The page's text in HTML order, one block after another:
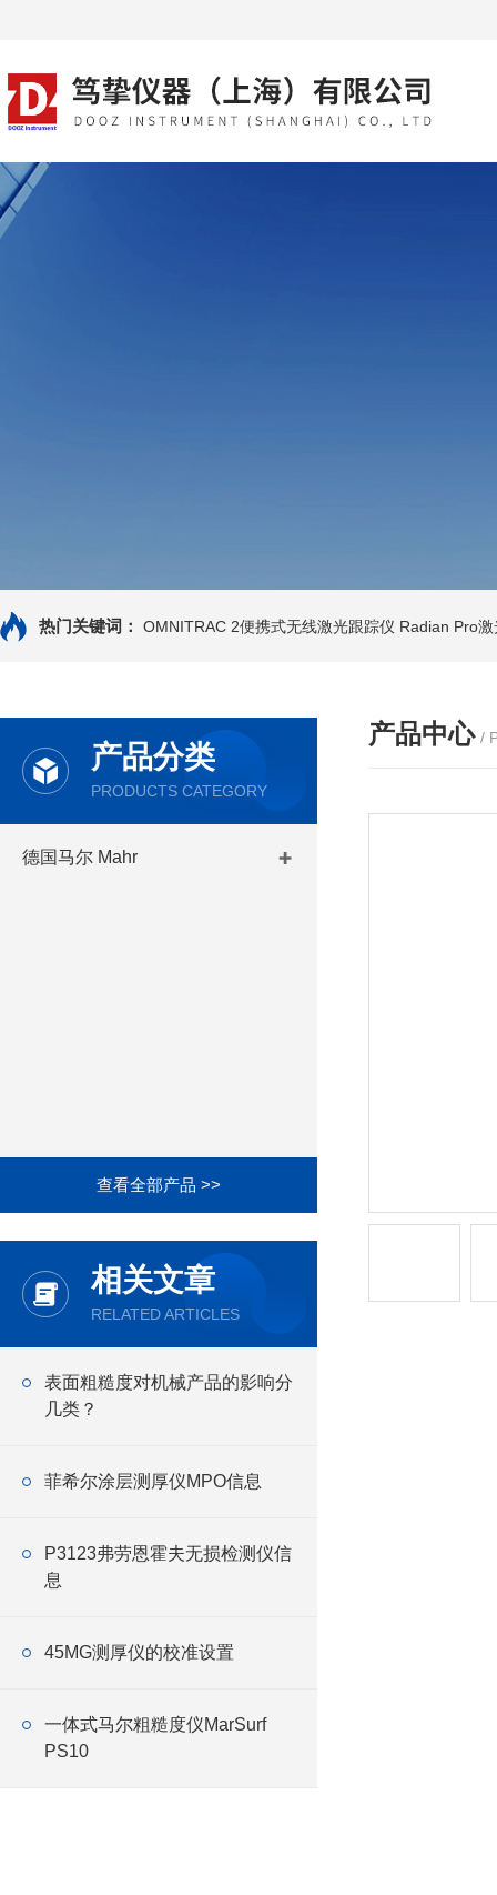
热门关键词： OMNITRAC 2便携式无线激光跟踪仪 Radian Pro
产品分类
PRODUCTS CATEGORY
德国马尔 Mahr
查看全部产品 >>
相关文章
RELATED ARTICLES
表面粗糙度对机械产品的影响分
几类？
菲希尔涂层测厚仪MPO信息
P3123弗劳恩霍夫无损检测仪信
息
45MG测厚仪的校准设置
一体式马尔粗糙度仪MarSurf
PS10
产品中心 /